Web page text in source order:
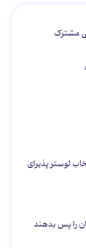
مشترک
لوستر پذیرای